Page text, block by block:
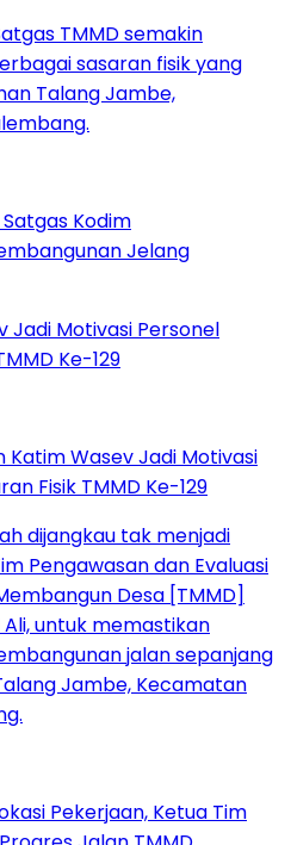
Kodim
Jelang
Katim Wasev Jadi Motivasi
Fisik TMMD Ke-129
Pekerjaan, Ketua Tim